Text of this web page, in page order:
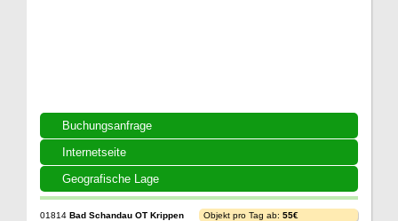
Buchungsanfrage
Internetseite
Geografische Lage
01814 Bad Schandau OT Krippen
Objekt pro Tag ab: 55€